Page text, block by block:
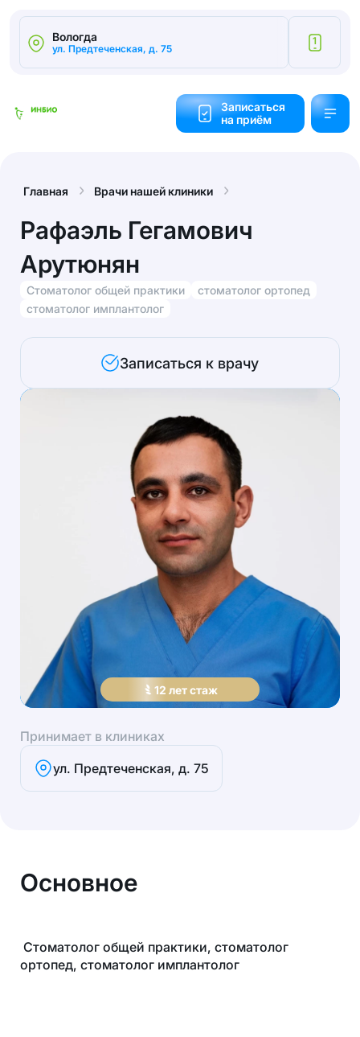
Вологда
ул. Предтеченская, д. 75
1
Записаться
на приём
Главная Врачи нашей клиники
Рафаэль Гегамович
Арутюнян
Стоматолог общей практики
стоматолог ортопед
стоматолог имплантолог
Записаться к врачу
12 летстаж
Принимает в клиниках
ул. Предтеченская, д. 75
Основное
Стоматолог общей практики, стоматолог
ортопед, стоматолог имплантолог